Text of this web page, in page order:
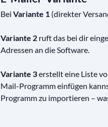
Bei Variante 1(direkter
Variante 2ruft das bei dir
Adressen an die Software.
Variante 3erstellt eine Liste
Mail-Programm einfügen
Programm zu importieren –